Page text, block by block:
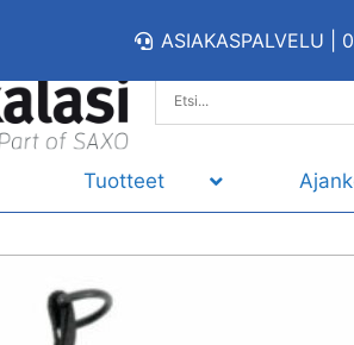
ASIAKASPALVELU |
Tuotteet